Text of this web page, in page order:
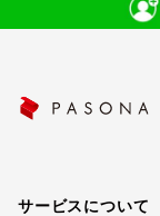
サービスについて